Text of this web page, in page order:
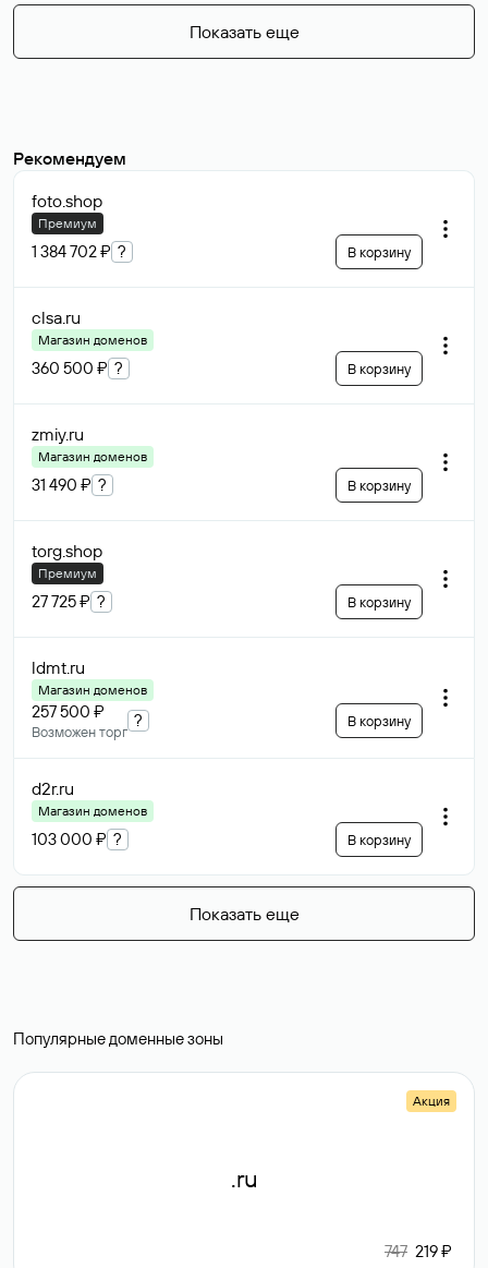
Показать еще
Рекомендуем
foto.shop
Премиум
1 384 702 ₽ ? В корзину
clsa.ru
Магазин доменов
360 500 ₽ ? В корзину
zmiy.ru
Магазин доменов
31 490 ₽ ? В корзину
torg.shop
Премиум
27 725 ₽ ? В корзину
ldmt.ru
Магазин доменов
257 500 ₽
Возможен торг
? В корзину
d2r.ru
Магазин доменов
103 000 ₽ ? В корзину
Показать еще
Популярные доменные зоны
Акция
.ru
747 219 ₽